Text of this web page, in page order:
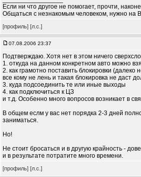
Если ни что другое не помогает, прочти,
Общаться с незнакомым человеком, нужно на
[профиль] [л.с.]
07.08.2006 23:37
Подтверждаю. Хотя нет в этом ничего
1. откуда на данном конкретном авто можно
2. как грамотно поставить блокировки
все кому не лень и такая блокировка не даст
3. куда подсоединить те или иные выходы
4. как подключиться к ЦЗ
и т.д. Особенно много вопросов возникает в
В общем еслм у вас нет порядка 2-3 дней
заниматься.
Но!
Не стоит бросаться и в другую крайность -
и в результате потратите много времени.
[профиль] [л.с.]